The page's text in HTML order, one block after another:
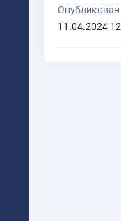
Опубликован
11.04.2024